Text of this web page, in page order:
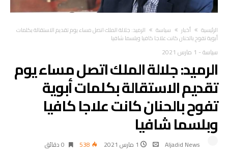
‫الرئيسية‬ أخبار سياسة
الرميد: جلالة الملك اتصل مساء يوم تقديم الاستقالة بكلمات
أبوية تفوح بالحنان كانت علاجا كافيا وبلسما شافيا
سياسة- 1 مارس 2021
الرميد: جلالة الملك اتصل مساء يوم
تقديم الاستقالة بكلمات أبوية
تفوح بالحنان كانت علاجا كافيا
وبلسما شافيا
Aljadid News 1 مارس 2021 538 0 ‫دقائق‬